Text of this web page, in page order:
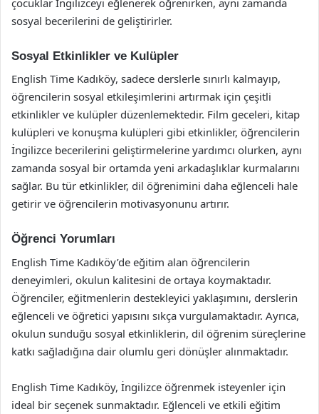
sosyal becerilerini de geliştirirler.
Sosyal Etkinlikler ve Kulüpler
English Time Kadıköy, sadece derslerle sınırlı kalmayıp,
öğrencilerin sosyal etkileşimlerini artırmak için çeşitli
etkinlikler ve kulüpler düzenlemektedir. Film geceleri, kitap
kulüpleri ve konuşma kulüpleri gibi etkinlikler, öğrencilerin
İngilizce becerilerini geliştirmelerine yardımcı olurken, aynı
zamanda sosyal bir ortamda yeni arkadaşlıklar kurmalarını
sağlar. Bu tür etkinlikler, dil öğrenimini daha eğlenceli hale
getirir ve öğrencilerin motivasyonunu artırır.
Öğrenci Yorumları
English Time Kadıköy’de eğitim alan öğrencilerin
deneyimleri, okulun kalitesini de ortaya koymaktadır.
Öğrenciler, eğitmenlerin destekleyici yaklaşımını, derslerin
eğlenceli ve öğretici yapısını sıkça vurgulamaktadır. Ayrıca,
okulun sunduğu sosyal etkinliklerin, dil öğrenim süreçlerine
katkı sağladığına dair olumlu geri dönüşler alınmaktadır.
English Time Kadıköy, İngilizce öğrenmek isteyenler için
ideal bir seçenek sunmaktadır. Eğlenceli ve etkili eğitim